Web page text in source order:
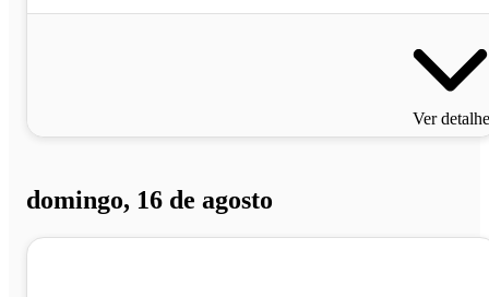
Ver
domingo, 16 de agosto